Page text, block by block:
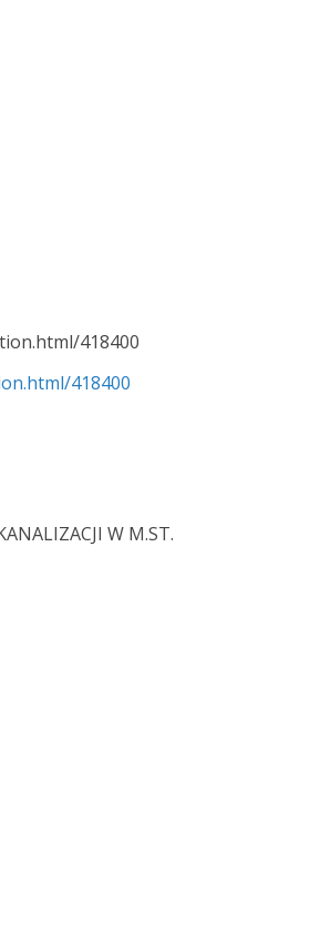
418400
418400
W M.ST.